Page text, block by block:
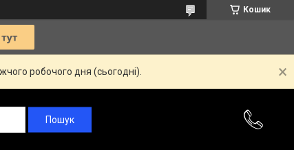
Кошик
робочого дня (сьогодні).